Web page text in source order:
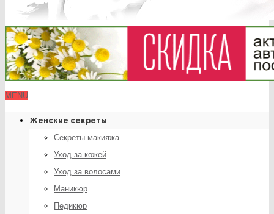
MENU
Женские секреты
Секреты макияжа
Уход за кожей
Уход за волосами
Маникюр
Педикюр